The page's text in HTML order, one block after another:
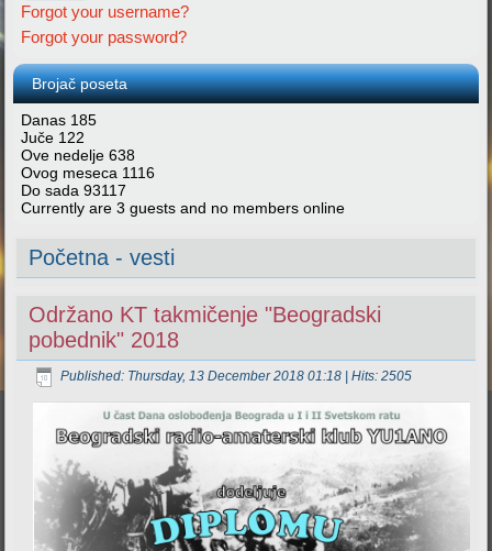
Forgot your username?
Forgot your password?
Brojač poseta
Danas 185
Juče 122
Ove nedelje638
Ovog meseca 1116
Do sada93117
Currently are 3 guests and no members online
Početna - vesti
Održano KT takmičenje "Beogradski
pobednik" 2018
Published: Thursday, 13 December 2018 01:18 | Hits: 2505